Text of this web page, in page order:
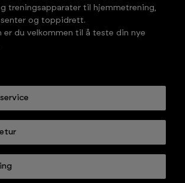
treningsapparater til hjemmetrening,
og toppidrett.
er du velkommen til å teste din nye